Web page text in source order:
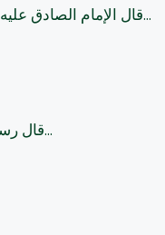
قال الإمام الصادق علیه السلام: …قَلبُ شَهرِ رَمَضانَ لَيلَةُ القَدرِ...
قال رسول الله صلی الله علیه و آله: إِنَّ أَبْوَابَ...